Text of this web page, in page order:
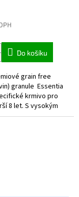
Do košíku
grain free
granule Essentia
krmivo pro
8 let. S vysokým
a vysoce...